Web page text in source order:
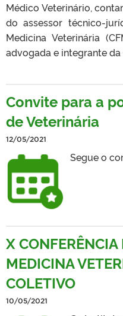
Médico Veterinário,
do assessor técnico-
Medicina Veterinária
advogada e integrante da
Convite para a
de Veterinária
12/05/2021
Segue o
X
MEDICINA
COLETIVO
10/05/2021